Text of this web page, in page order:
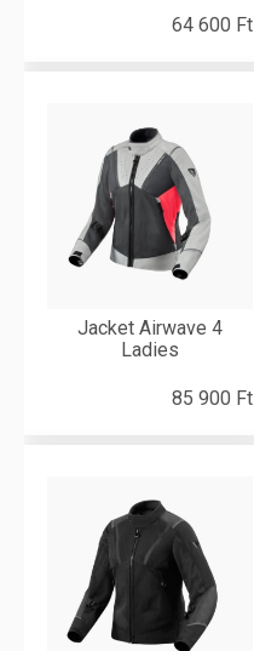
64 600 Ft
Jacket Airwave 4
Ladies
85 900 Ft